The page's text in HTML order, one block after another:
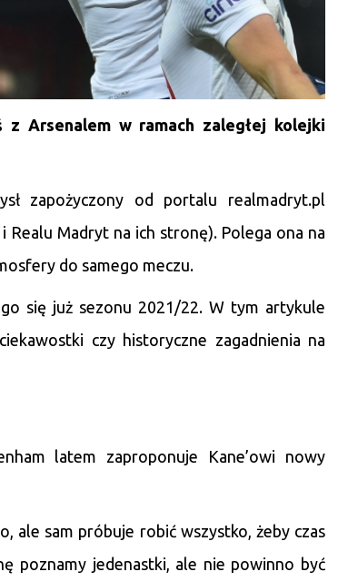
Arsenalem w ramach zaległej kolejki
zapożyczony od portalu realmadryt.pl
Madryt na ich stronę). Polega ona na
do samego meczu.
się już sezonu 2021/22. W tym artykule
czy historyczne zagadnienia na
latem zaproponuje Kane’owi nowy
ale sam próbuje robić wszystko, żeby czas
poznamy jedenastki, ale nie powinno być